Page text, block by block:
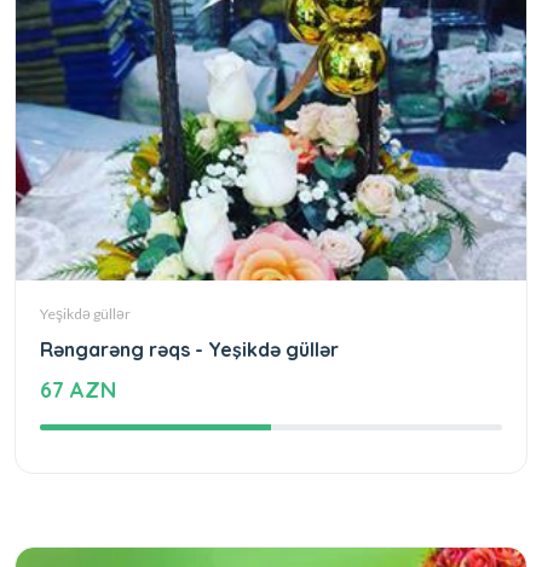
Yeşikdə güllər
Rəngarəng rəqs - Yeşikdə güllər
67 AZN